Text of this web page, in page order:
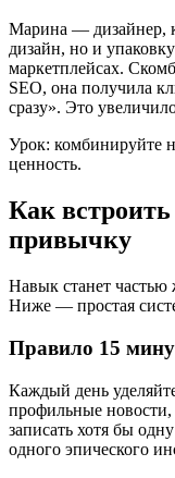
Марина — дизайнер,
дизайн, но и
маркетплейсах.
SEO, она получила
сразу». Это
Урок: комбинируйте
ценность.
Как
привычку
Навык станет частью
Ниже — простая
Правило 15
Каждый день
профильные новости,
записать хотя бы
одного эпического